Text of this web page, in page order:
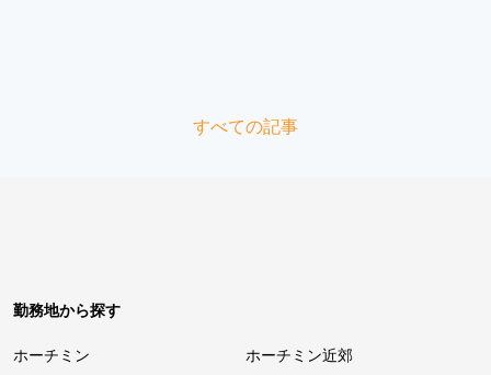
すべての記事
勤務地から探す
ホーチミン
ホーチミン近郊